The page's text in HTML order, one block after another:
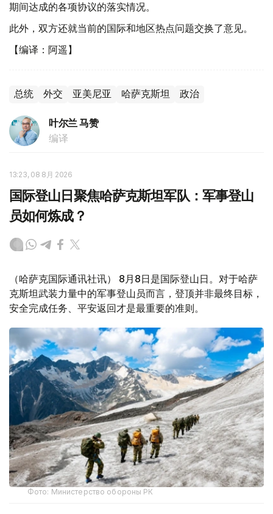
期间达成的各项协议的落实情况。
此外，双方还就当前的国际和地区热点问题交换了意见。
【编译：阿遥】
总统 外交 亚美尼亚 哈萨克斯坦 政治
叶尔兰 马赞
编译
13:23, 08 8月 2026
国际登山日聚焦哈萨克斯坦军队：军事登山
员如何炼成？
（哈萨克国际通讯社讯） 8月8日是国际登山日。对于哈萨
克斯坦武装力量中的军事登山员而言，登顶并非最终目标，
安全完成任务、平安返回才是最重要的准则。
Фото: Министерство обороны РК